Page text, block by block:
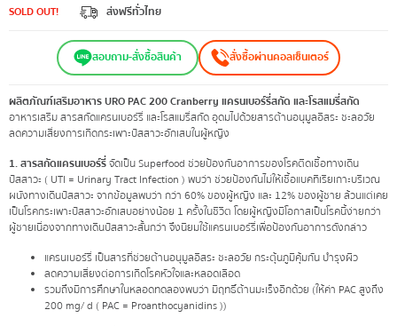
SOLD OUT! ส่งฟรีทั่วไทย
สอบถาม-สั่งซื้อสินค้า สั่งซื้อผ่านคอลเซ็นเตอร์
ผลิตภัณฑ์เสริมอาหาร URO PAC 200 Cranberry แครนเบอร์รี่สกัด และโรสแมรี่สกัด
อาหารเสริม สารสกัดแครนเบอร์รี่ และโรสแมรี่สกัด อุดมไปด้วยสารต้านอนุมูลอิสระ ชะลอวัย
ลดความเสี่ยงการเกิดกระเพาะปัสสาวะอักเสบในผู้หญิง
1. สารสกัดแครนเบอร์รี่จัดเป็น Superfood ช่วยป้องกันอาการของโรคติดเชื้อทางเดิน
ปัสสาวะ ( UTI = Urinary Tract Infection ) พบว่า ช่วยป้องกันไม่ให้เชื้อแบคทีเรียเกาะบริเวณ
ผนังทางเดินปัสสาวะ จากข้อมูลพบว่า กว่า 60% ของผู้หญิง และ 12% ของผู้ชาย ล้วนแต่เคย
เป็นโรคกระเพาะปัสสาวะอักเสบอย่างน้อย 1 ครั้งในชีวิต โดยผู้หญิงมีโอกาสเป็นโรคนี้ง่ายกว่า
ผู้ชายเนื่องจากทางเดินปัสสาวะสั้นกว่า จึงนิยมใช้แครนเบอร์รี่เพื่อป้องกันอาการดังกล่าว
แครนเบอร์รี่ เป็นสารที่ช่วยต้านอนุมูลอิสระ ชะลอวัย กระตุ้นภูมิคุ้มกัน บำรุงผิว
ลดความเสี่ยงต่อการเกิดโรคหัวใจและหลอดเลือด
รวมถึงมีการศึกษาในหลอดทดลองพบว่า มีฤทธิ์ต้านมะเร็งอีกด้วย (ให้ค่า PAC สูงถึง
200 mg/ d ( PAC = Proanthocyanidins ))